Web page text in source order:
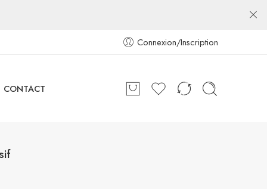
Connexion/Inscription
CONTACT